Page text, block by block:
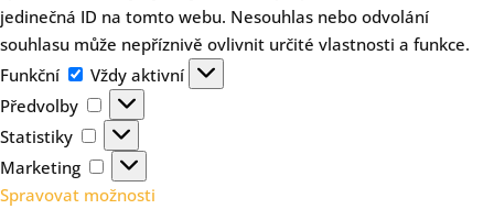
jedinečná ID na tomto webu. Nesouhlas nebo odvolání
souhlasu může nepříznivě ovlivnit určité vlastnosti a funkce.
Funkční
Funkční
Vždy aktivní
Předvolby
Předvolby
Statistiky
Statistiky
Marketing
Marketing
Spravovat možnosti